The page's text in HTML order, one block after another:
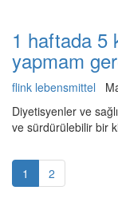
1 haftada 5
yapmam
flink lebensmittel
Diyetisyenler ve
ve sürdürülebilir bir
1 2